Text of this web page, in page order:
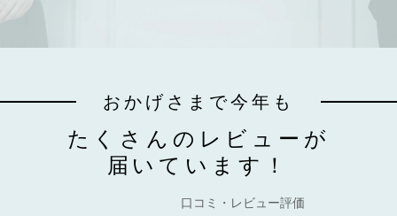
おかげさまで今年も
たくさんのレビューが
届いています！
口コミ・レビュー評価